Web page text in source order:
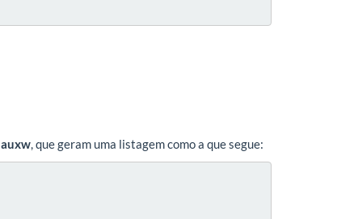
auxw, que geram uma listagem como a que segue: